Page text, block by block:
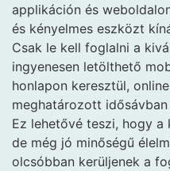
applikáción és
és kényelmes eszközt
Csak le kell foglalni a
ingyenesen letölthető
honlapon keresztül,
meghatározott
Ez lehetővé teszi, hogy
de még jó minőségű
olcsóbban kerüljenek a